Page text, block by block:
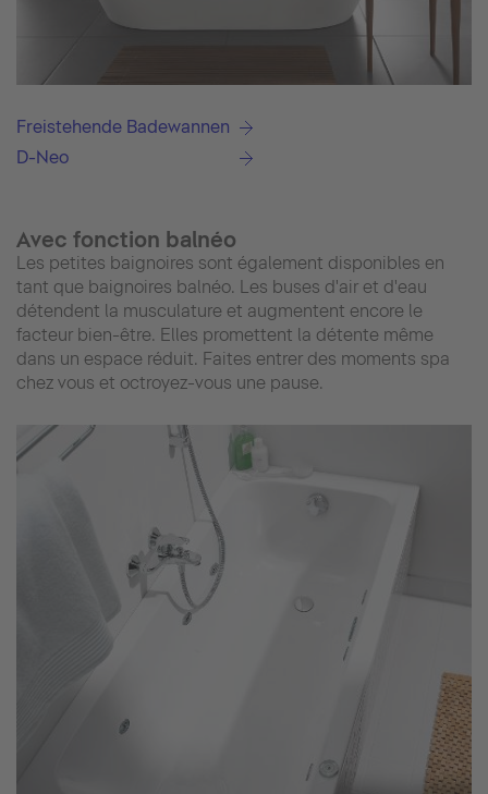
Freistehende Badewannen
D-Neo
Avec fonction balnéo
Les petites baignoires sont également disponibles en
tant que baignoires balnéo. Les buses d'air et d'eau
détendent la musculature et augmentent encore le
facteur bien-être. Elles promettent la détente même
dans un espace réduit. Faites entrer des moments spa
chez vous et octroyez-vous une pause.